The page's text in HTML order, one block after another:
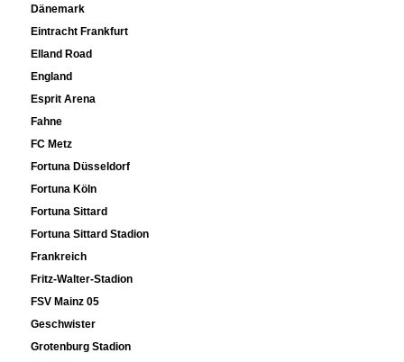
Dänemark
Eintracht Frankfurt
Elland Road
England
Esprit Arena
Fahne
FC Metz
Fortuna Düsseldorf
Fortuna Köln
Fortuna Sittard
Fortuna Sittard Stadion
Frankreich
Fritz-Walter-Stadion
FSV Mainz 05
Geschwister
Grotenburg Stadion